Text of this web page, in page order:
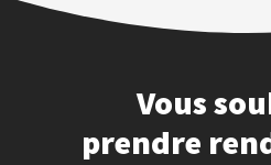
Vous
prendre